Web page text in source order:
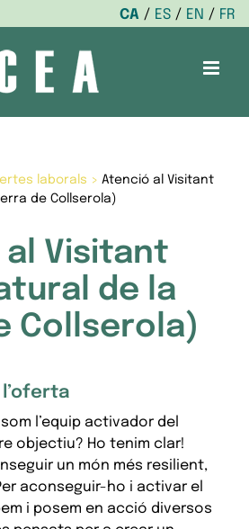
CA ES EN
FR
laborals > Atenció al Visitant
de Collserola)
Visitant
de la
Collserola)
l’equip activador del
objectiu? Ho tenim clar!
un món més resilient,
aconseguir-ho i activar el
i posem en acció diversos